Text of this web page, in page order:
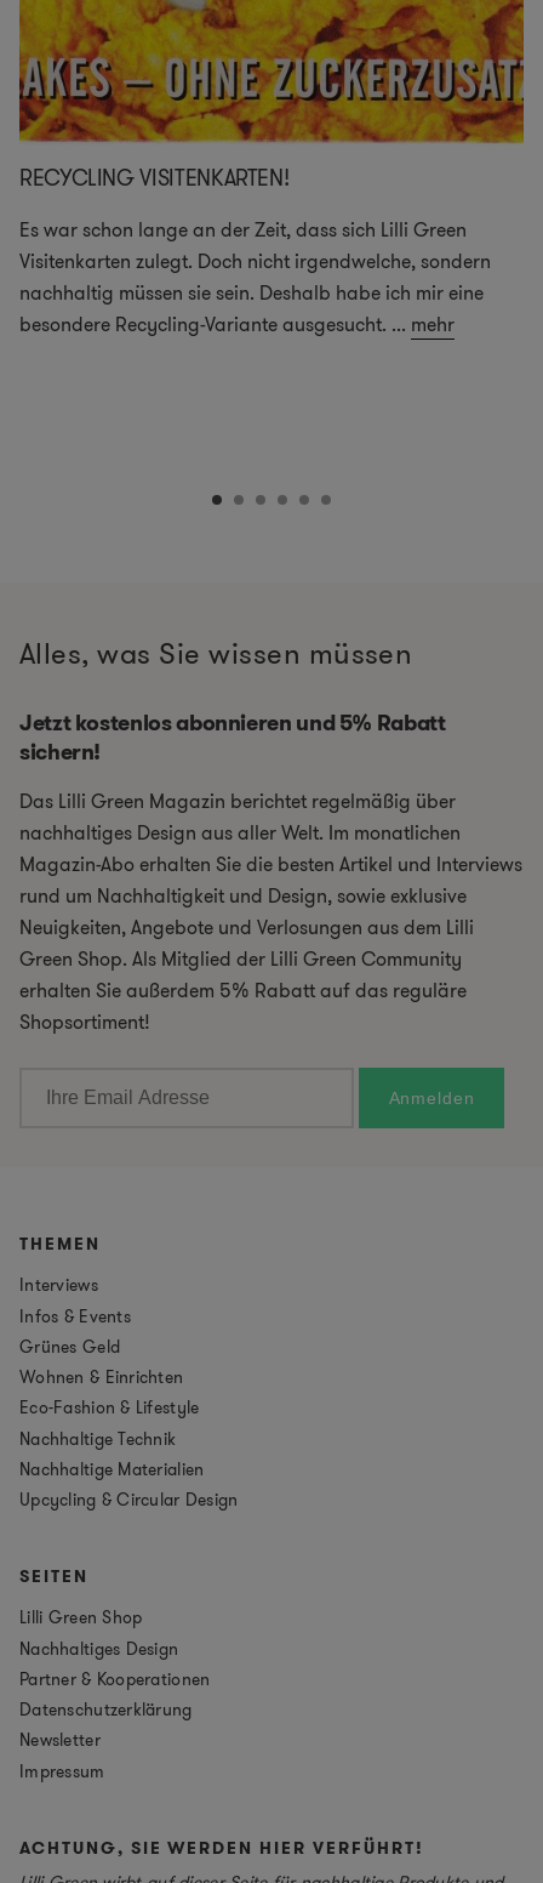
RECYCLING VISITENKARTEN!
Es war schon lange an der Zeit, dass sich Lilli Green
Visitenkarten zulegt. Doch nicht irgendwelche, sondern
nachhaltig müssen sie sein. Deshalb habe ich mir eine
besondere Recycling-Variante ausgesucht. ... mehr
Alles, was Sie wissen müssen
Jetzt kostenlos abonnieren und 5% Rabatt
sichern!
Das Lilli Green Magazin berichtet regelmäßig über
nachhaltiges Design aus aller Welt. Im monatlichen
Magazin-Abo erhalten Sie die besten Artikel und Interviews
rund um Nachhaltigkeit und Design, sowie exklusive
Neuigkeiten, Angebote und Verlosungen aus dem Lilli
Green Shop. Als Mitglied der Lilli Green Community
erhalten Sie außerdem 5% Rabatt auf das reguläre
Shopsortiment!
THEMEN
Interviews
Infos & Events
Grünes Geld
Wohnen & Einrichten
Eco-Fashion & Lifestyle
Nachhaltige Technik
Nachhaltige Materialien
Upcycling & Circular Design
SEITEN
Lilli Green Shop
Nachhaltiges Design
Partner & Kooperationen
Datenschutzerklärung
Newsletter
Impressum
ACHTUNG, SIE WERDEN HIER VERFÜHRT!